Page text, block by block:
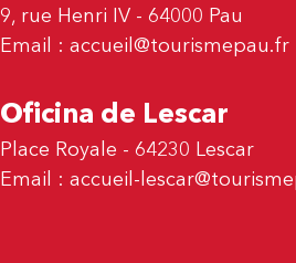
9, rue Henri IV - 64000 Pau
Email : accueil@tourismepau.fr
Oficina de Lescar
Place Royale - 64230 Lescar
Email : accueil-